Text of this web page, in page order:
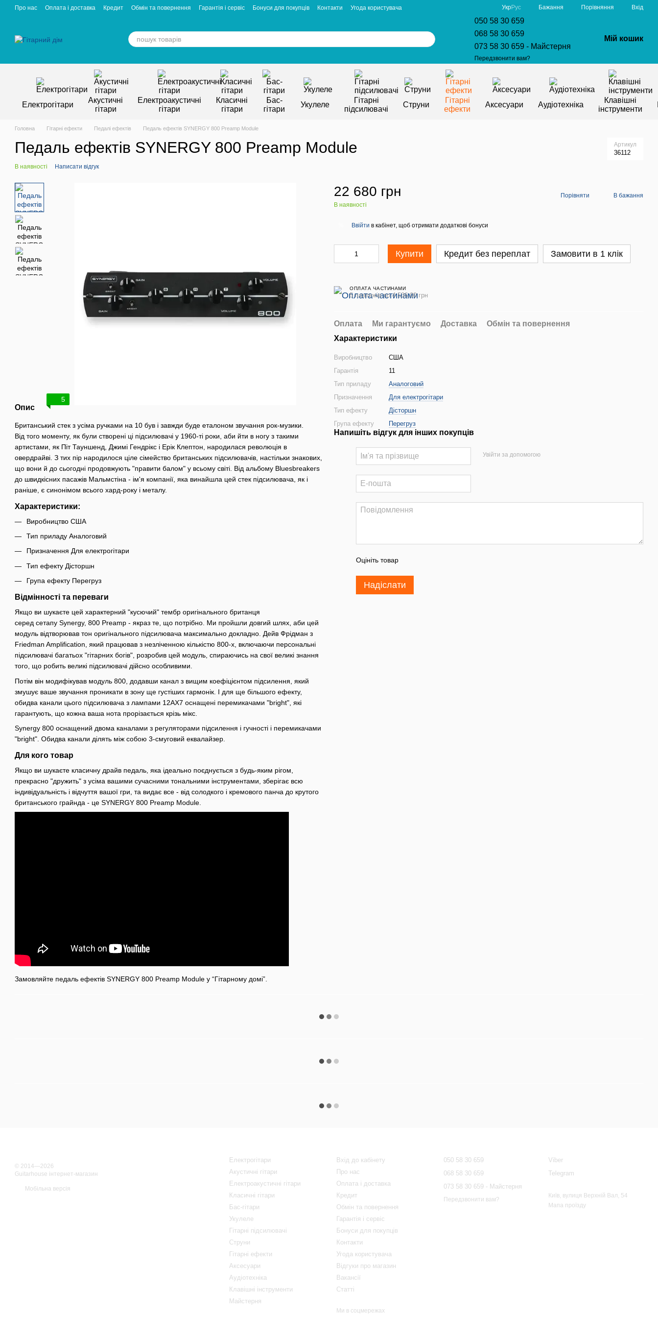
Перейти к основному контенту
Про нас Оплата і доставка Кредит Обмін та повернення Гарантія і сервіс Бонуси для покупців Контакти
Угода користувача
УкрРус Бажання Порівняння Вхід
050 58 30 659
068 58 30 659
073 58 30 659 - Майстерня
Передзвонити вам?
Мій кошик
Електрогітари
Акустичні
гітари
Електроакустичні
гітари
Класичні
гітари
Бас-
гітари
Укулеле
Гітарні
підсилювачі
Струни
Гітарні
ефекти
Аксесуари Аудіотехніка
Клавішні
інструменти
Головна Гітарні ефекти Педалі ефектів Педаль ефектів SYNERGY 800 Preamp Module
Педаль ефектів SYNERGY 800 Preamp Module Артикул
36112
В наявності Написати відгук
5
Опис
Британський стек з усіма ручками на 10 був і завжди буде еталоном звучання рок-музики.
Від того моменту, як були створені ці підсилювачі у 1960-ті роки, аби йти в ногу з такими
артистами, як Піт Тауншенд, Джимі Гендрікс і Ерік Клептон, народилася революція в
овердрайві. З тих пір народилося ціле сімейство британських підсилювачів, настільки знакових,
що вони й до сьогодні продовжують "правити балом" у всьому світі. Від альбому Bluesbreakers
до швидкісних пасажів Мальмстіна - ім'я компанії, яка винайшла цей стек підсилювача, як і
раніше, є синонімом всього хард-року і металу.
Характеристики:
Виробництво США
Тип приладу Аналоговий
Призначення Для електрогітари
Тип ефекту Дісторшн
Група ефекту Перегруз
Відмінності та переваги
Якщо ви шукаєте цей характерний "кусючий" тембр оригінального британця
серед сетапу Synergy, 800 Preamp - якраз те, що потрібно. Ми пройшли довгий шлях, аби цей
модуль відтворював тон оригінального підсилювача максимально докладно. Дейв Фрідман з
Friedman Amplification, який працював з незліченною кількістю 800-х, включаючи персональні
підсилювачі багатьох "гітарних богів", розробив цей модуль, спираючись на свої великі знання
того, що робить великі підсилювачі дійсно особливими.
Потім він модифікував модуль 800, додавши канал з вищим коефіцієнтом підсилення, який
змушує ваше звучання проникати в зону ще густіших гармонік. І для ще більшого ефекту,
обидва канали цього підсилювача з лампами 12АX7 оснащені перемикачами "bright", які
гарантують, що кожна ваша нота прорізається крізь мікс.
Synergy 800 оснащений двома каналами з регуляторами підсилення і гучності і перемикачами
"bright". Обидва канали ділять між собою 3-смуговий еквалайзер.
Для кого товар
Якщо ви шукаєте класичну драйв педаль, яка ідеально поєднується з будь-яким рігом,
прекрасно "дружить" з усіма вашими сучасними тональними інструментами, зберігає всю
індивідуальність і відчуття вашої гри, та видає все - від солодкого і кремового панча до крутого
британського грайнда - це SYNERGY 800 Preamp Module.
Замовляйте педаль ефектів SYNERGY 800 Preamp Module у “Гітарному домі”.
22 680 грн
В наявності
Порівняти В бажання
Ввійти в кабінет, щоб отримати додаткові бонуси
Купити Кредит без переплат Замовити в 1 клік
ОПЛАТА ЧАСТИНАМИ
5 платежів по 4 536.00 грн
Оплата Ми гарантуємо Доставка
Обмін та повернення
Характеристики
Виробництво
США
Гарантія
11
Тип приладу
Аналоговий
Призначення
Для електрогітари
Тип ефекту
Дісторшн
Група ефекту
Перегруз
Напишіть відгук для інших покупців
Увійти за допомогою
Оцініть товар
Надіслати
© 2014—2026
Guitarhouse інтернет-магазин
Мобільна версія
Електрогітари
Акустичні гітари
Електроакустичні гітари
Класичні гітари
Бас-гітари
Укулеле
Гітарні підсилювачі
Струни
Гітарні ефекти
Аксесуари
Аудіотехніка
Клавішні інструменти
Майстерня
Вхід до кабінету
Про нас
Оплата і доставка
Кредит
Обмін та повернення
Гарантія і сервіс
Бонуси для покупців
Контакти
Угода користувача
Відгуки про магазин
Вакансії
Статті
Ми в соцмережах
050 58 30 659
068 58 30 659
073 58 30 659 - Майстерня
Передзвонити вам?
Viber
Telegram
Київ, вулиця Верхній Вал, 54
Мапа проїзду